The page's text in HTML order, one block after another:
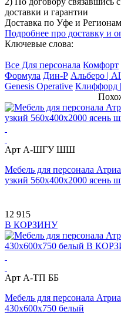
доставки и гарантии
Доставка по Уфе и Регионам
Подробнее про доставку и
Ключевые слова:
Все Для персонала Комфорт
Формула Дин-Р Альберо |
Genesis Operative Клиффорд
Арт А-ШГУ ШШ
Мебель для персонала
узкий 560х400х2000 ясень
12 915
В КОРЗИНУ
Арт А-ТП ББ
Мебель для персонала
430х600х750 белый